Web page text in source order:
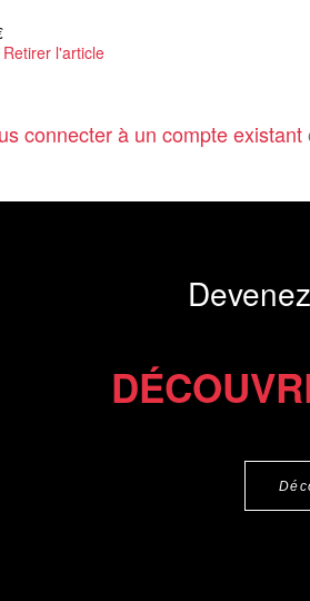
Retirer l'article
connecter à un compte existant